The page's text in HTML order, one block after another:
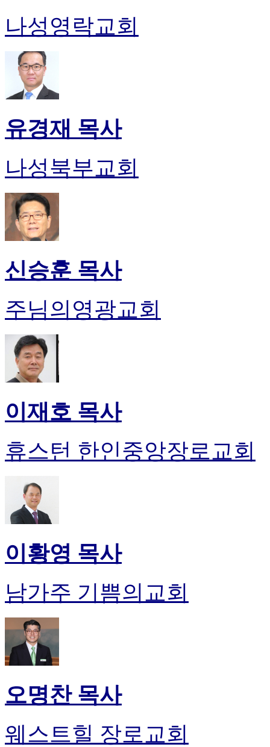
나성영락교회
유경재 목사
나성북부교회
신승훈 목사
주님의영광교회
이재호 목사
휴스턴 한인중앙장로교회
이황영 목사
남가주 기쁨의교회
오명찬 목사
웨스트힐 장로교회